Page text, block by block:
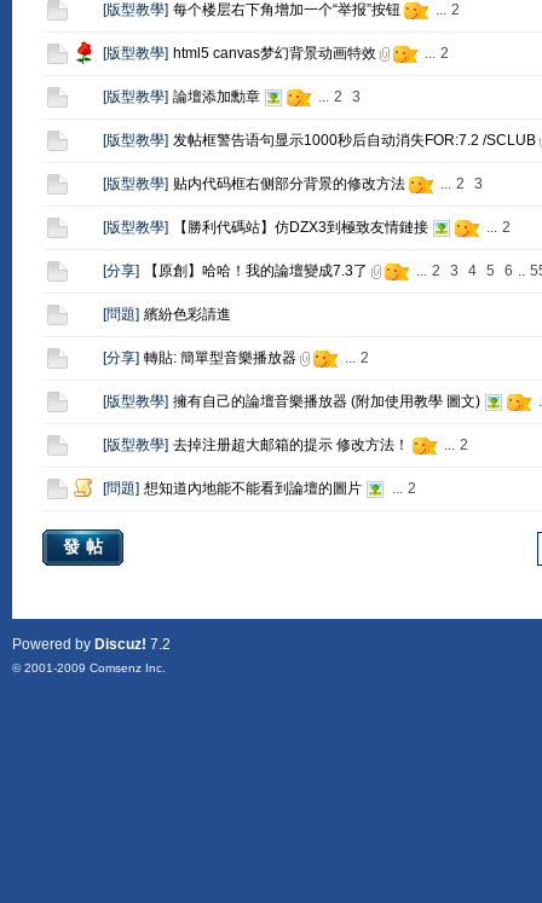
[版型教學] 每个楼层右下角增加一个“举报”按钮 ... 2
[版型教學] html5 canvas梦幻背景动画特效 ... 2
[版型教學] 論壇添加勳章 ... 2 3
[版型教學] 发帖框警告语句显示1000秒后自动消失FOR:7.2 /SCLUB
[版型教學] 贴内代码框右侧部分背景的修改方法 ... 2 3
[版型教學] 【勝利代碼站】仿DZX3到極致友情鏈接 ... 2
[分享] 【原創】哈哈！我的論壇變成7.3了 ... 2 3 4 5 6 ..
[問題] 繽紛色彩請進
[分享] 轉貼: 簡單型音樂播放器 ... 2
[版型教學] 擁有自己的論壇音樂播放器 (附加使用教學 圖文)
[版型教學] 去掉注册超大邮箱的提示 修改方法！ ... 2
[問題] 想知道內地能不能看到論壇的圖片 ... 2
發帖
Powered by Discuz! 7.2
© 2001-2009 Comsenz Inc.